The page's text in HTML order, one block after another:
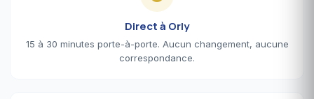
Direct à Orly
15 à 30 minutes porte-à-porte. Aucun changement, aucune
correspondance.